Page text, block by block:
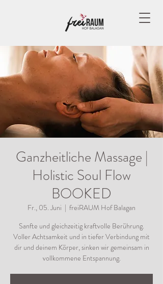
Ganzheitliche Massage |
Holistic Soul Flow
BOOKED
Fr., 05. Juni
  |
freiRAUM Hof Balagan
Sanfte und gleichzeitig kraftvolle Berührung.
Voller Achtsamkeit und in tiefer Verbindung mit
dir und deinem Körper, sinken wir gemeinsam in
vollkommene Entspannung.